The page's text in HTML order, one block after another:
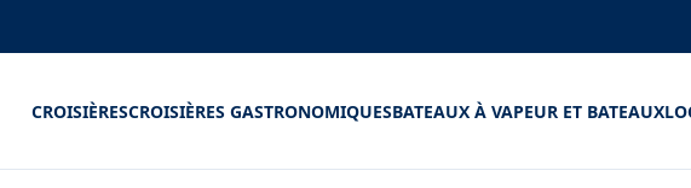
CROISIÈRESCROISIÈRES GASTRONOMIQUESBATEAUX À VAPEUR ET BATEAUX